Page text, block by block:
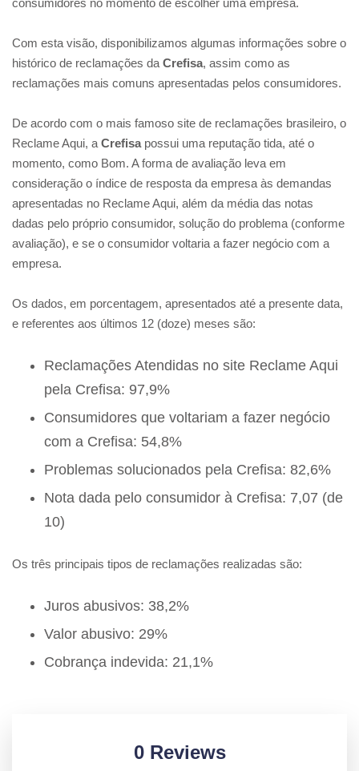
consumidores no momento de escolher uma empresa.
Com esta visão, disponibilizamos algumas informações sobre o
histórico de reclamações da Crefisa, assim como as
reclamações mais comuns apresentadas pelos consumidores.
De acordo com o mais famoso site de reclamações brasileiro, o
Reclame Aqui, a Crefisapossui uma reputação tida, até o
momento, como Bom. A forma de avaliação leva em
consideração o índice de resposta da empresa às demandas
apresentadas no Reclame Aqui, além da média das notas
dadas pelo próprio consumidor, solução do problema (conforme
avaliação), e se o consumidor voltaria a fazer negócio com a
empresa.
Os dados, em porcentagem, apresentados até a presente data,
e referentes aos últimos 12 (doze) meses são:
Reclamações Atendidas no site Reclame Aqui
pela Crefisa: 97,9%
Consumidores que voltariam a fazer negócio
com a Crefisa: 54,8%
Problemas solucionados pela Crefisa: 82,6%
Nota dada pelo consumidor à Crefisa: 7,07 (de
10)
Os três principais tipos de reclamações realizadas são:
Juros abusivos: 38,2%
Valor abusivo: 29%
Cobrança indevida: 21,1%
0 Reviews